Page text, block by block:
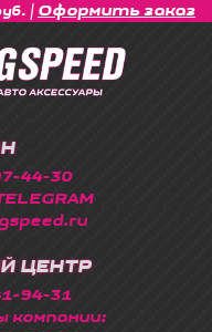
| Оформить заказ
44-30
ЦЕНТР
94-31
компании: